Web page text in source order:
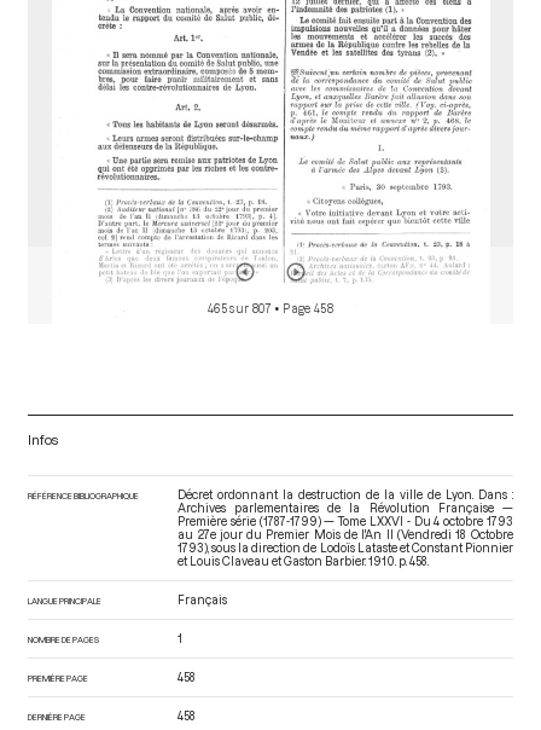
465 sur 807 • Page 458
Infos
RÉFÉRENCE BIBLIOGRAPHIQUE
Décret ordonnant la destruction de la ville de Lyon. Dans :
Archives parlementaires de la Révolution Française —
Première série (1787-1799) — Tome LXXVI - Du 4 octobre 1793
au 27e jour du Premier Mois de l'An II (Vendredi 18 Octobre
1793) , sous la direction de Lodoïs Lataste et Constant Pionnier
et Louis Claveau et Gaston Barbier. 1910. p. 458.
LANGUE PRINCIPALE Français
NOMBRE DE PAGES 1
PREMIÈRE PAGE 458
DERNIÈRE PAGE 458